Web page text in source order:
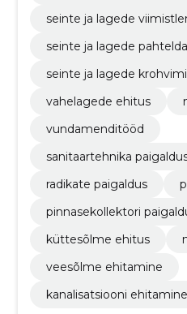
seinte ja lagede
seinte ja lagede
seinte ja lagede
vahelagede ehitus
vundamenditööd
sanitaartehnika
radikate paigaldus
pinnasekollektori
küttesõlme ehitus
veesõlme ehitamine
kanalisatsiooni ehitamine